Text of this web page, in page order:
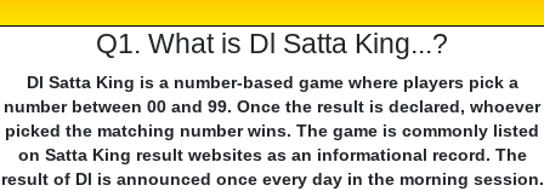
Q1. What is Dl Satta King...?
Dl Satta King is a number-based game where players pick a
number between 00 and 99. Once the result is declared, whoever
picked the matching number wins. The game is commonly listed
on Satta King result websites as an informational record. The
result of Dl is announced once every day in the morning session.